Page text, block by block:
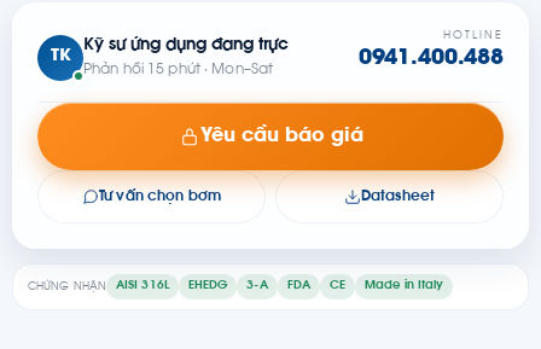
CHỨNG NHẬN AISI 316L EHEDG 3-A FDA CE Made in Italy
TK
Kỹ sư ứng dụng đang trực
Phản hồi 15 phút · Mon–Sat
HOTLINE
0941.400.488
Yêu cầu báo giá
Tư vấn chọn bơm Datasheet